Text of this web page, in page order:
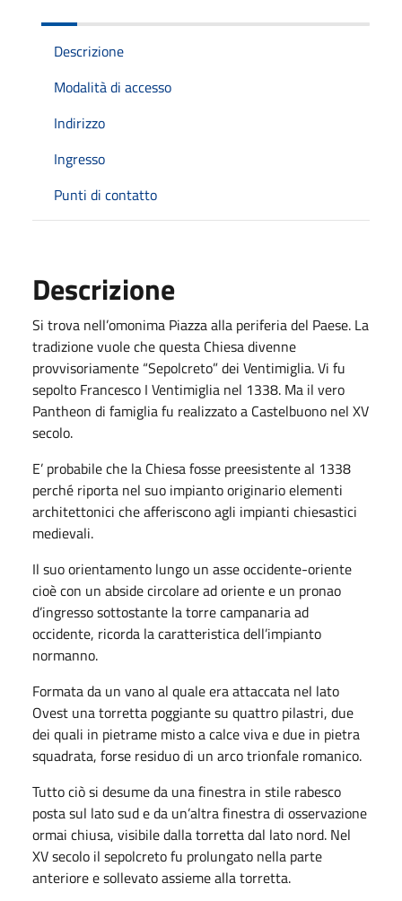
Descrizione
Modalità di accesso
Indirizzo
Ingresso
Punti di contatto
Descrizione
Si trova nell’omonima Piazza alla periferia del Paese. La
tradizione vuole che questa Chiesa divenne
provvisoriamente “Sepolcreto” dei Ventimiglia. Vi fu
sepolto Francesco I Ventimiglia nel 1338. Ma il vero
Pantheon di famiglia fu realizzato a Castelbuono nel XV
secolo.
E’ probabile che la Chiesa fosse preesistente al 1338
perché riporta nel suo impianto originario elementi
architettonici che afferiscono agli impianti chiesastici
medievali.
Il suo orientamento lungo un asse occidente-oriente
cioè con un abside circolare ad oriente e un pronao
d’ingresso sottostante la torre campanaria ad
occidente, ricorda la caratteristica dell’impianto
normanno.
Formata da un vano al quale era attaccata nel lato
Ovest una torretta poggiante su quattro pilastri, due
dei quali in pietrame misto a calce viva e due in pietra
squadrata, forse residuo di un arco trionfale romanico.
Tutto ciò si desume da una finestra in stile rabesco
posta sul lato sud e da un’altra finestra di osservazione
ormai chiusa, visibile dalla torretta dal lato nord. Nel
XV secolo il sepolcreto fu prolungato nella parte
anteriore e sollevato assieme alla torretta.